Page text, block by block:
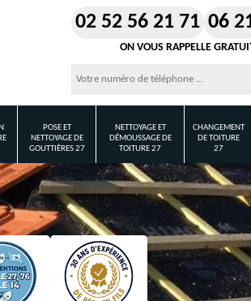
02 52 56 21 71 06
ON VOUS RAPPELLE
POSE ET
NETTOYAGE DE
GOUTTIÈRES 27
NETTOYAGE ET
DÉMOUSSAGE DE
TOITURE 27
CHANGEMENT
DE TOITURE
27